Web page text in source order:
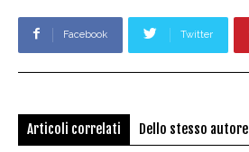
Facebook Twitter
Articoli correlati Dello stesso autore